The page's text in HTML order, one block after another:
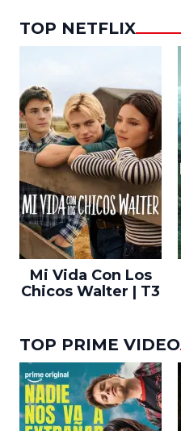
TOP NETFLIX
Mi Vida Con Los
Chicos Walter | T3
TOP PRIME VIDEO